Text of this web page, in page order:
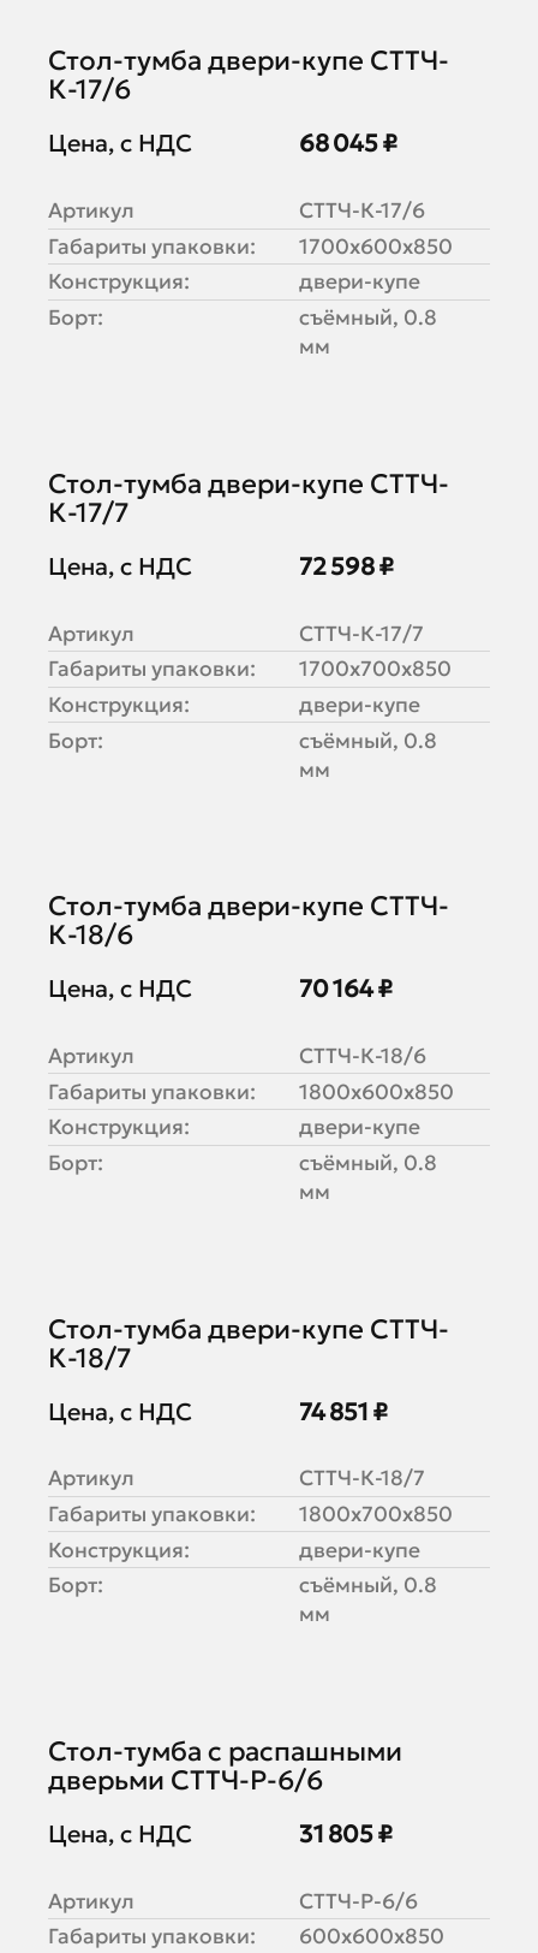
Стол-тумба двери-купе СТТЧ-
К-17/6
Цена, с НДС 68 045 ₽
Артикул
СТТЧ-К-17/6
Габариты упаковки:
1700х600х850
Конструкция:
двери-купе
Борт:
съёмный, 0.8
мм
Стол-тумба двери-купе СТТЧ-
К-17/7
Цена, с НДС 72 598 ₽
Артикул
СТТЧ-К-17/7
Габариты упаковки:
1700х700х850
Конструкция:
двери-купе
Борт:
съёмный, 0.8
мм
Стол-тумба двери-купе СТТЧ-
К-18/6
Цена, с НДС 70 164 ₽
Артикул
СТТЧ-К-18/6
Габариты упаковки:
1800х600х850
Конструкция:
двери-купе
Борт:
съёмный, 0.8
мм
Стол-тумба двери-купе СТТЧ-
К-18/7
Цена, с НДС 74 851 ₽
Артикул
СТТЧ-К-18/7
Габариты упаковки:
1800х700х850
Конструкция:
двери-купе
Борт:
съёмный, 0.8
мм
Стол-тумба с распашными
дверьми СТТЧ-Р-6/6
Цена, с НДС 31 805 ₽
Артикул
СТТЧ-Р-6/6
Габариты упаковки:
600х600х850